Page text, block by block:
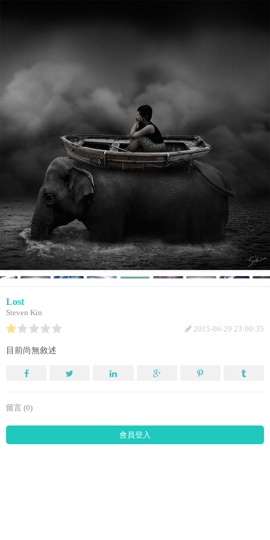
Lost
Steven Kin
2015-06-29 23:00:35
目前尚無敘述
留言 (0)
會員登入